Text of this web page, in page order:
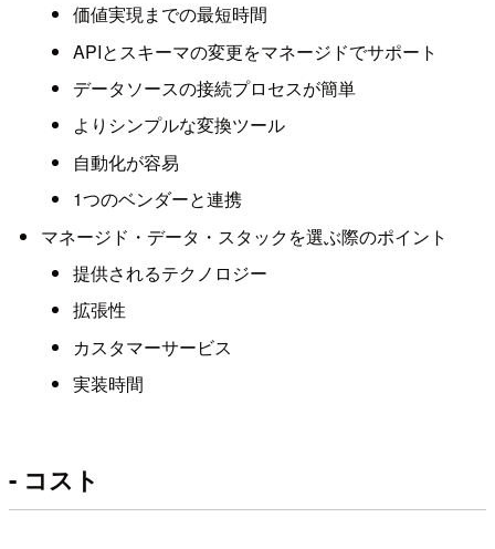
価値実現までの最短時間
APIとスキーマの変更をマネージドでサポート
データソースの接続プロセスが簡単
よりシンプルな変換ツール
自動化が容易
1つのベンダーと連携
マネージド・データ・スタックを選ぶ際のポイント
提供されるテクノロジー
拡張性
カスタマーサービス
実装時間
- コスト